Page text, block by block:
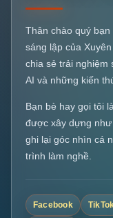
Thân chào quý bạn
sáng lập của
chia sẻ trải nghiệm
AI và những kiến
Bạn bè hay gọi tôi là
được xây dựng
ghi lại góc nhìn cá
trình làm nghề.
Facebook